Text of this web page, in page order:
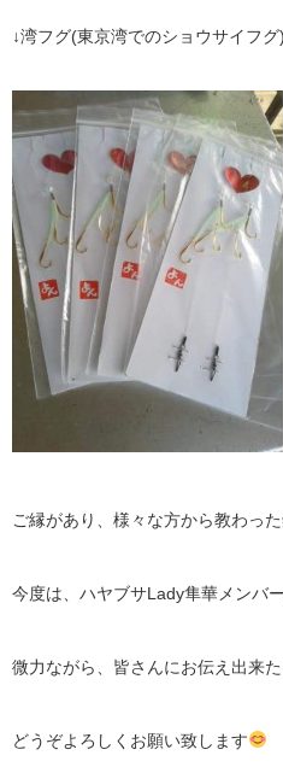
↓湾フグ(東京湾でのショウサイフ
ご縁があり、様々な方から教わっ
今度は、ハヤブサLady隼華メンバ
微力ながら、皆さんにお伝え出来
どうぞよろしくお願い致します